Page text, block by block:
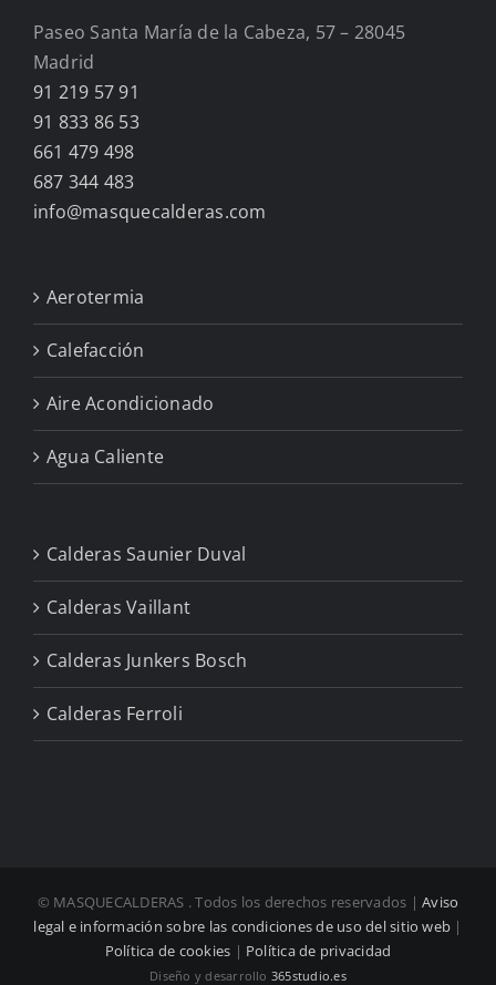
Paseo Santa María de la Cabeza, 57 – 28045
Madrid
91 219 57 91
91 833 86 53
661 479 498
687 344 483
info@masquecalderas.com
Aerotermia
Calefacción
Aire Acondicionado
Agua Caliente
Calderas Saunier Duval
Calderas Vaillant
Calderas Junkers Bosch
Calderas Ferroli
© MASQUECALDERAS . Todos los derechos reservados |Aviso
legal e información sobre las condiciones de uso del sitio web |
Política de cookies | Política de privacidad
Diseño y desarrollo 365studio.es